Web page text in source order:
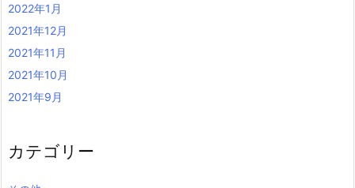
2022年1月
2021年12月
2021年11月
2021年10月
2021年9月
カテゴリー